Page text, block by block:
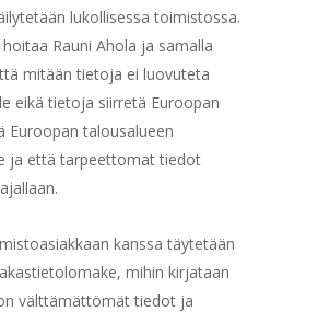
lukollisessa toimistossa.
Rauni Ahola ja samalla
mitään tietoja ei luovuteta
eikä tietoja siirretä Euroopan
Euroopan talousalueen
ja että tarpeettomat tiedot
kanssa täytetään
mihin kirjataan
välttämättömät tiedot ja